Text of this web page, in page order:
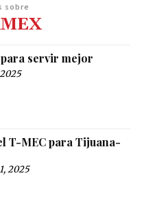
sobre
servir mejor
T-MEC para Tijuana-
2025